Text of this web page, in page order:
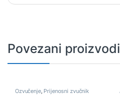
Povezani proizvodi
Ozvučenje, Prijenosni zvučnik